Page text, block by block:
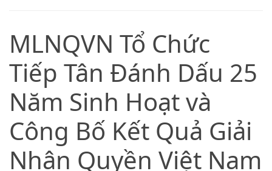
MLNQVN Tổ Chức
Tiếp Tân Đánh Dấu 25
Năm Sinh Hoạt và
Công Bố Kết Quả Giải
Nhân Quyền Việt Nam